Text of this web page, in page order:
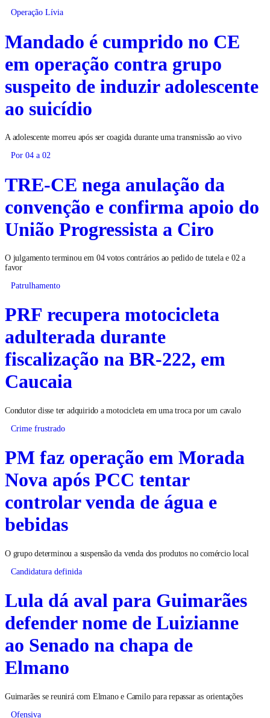
Operação Lívia
Mandado é cumprido no CE
em operação contra grupo
suspeito de induzir adolescente
ao suicídio
A adolescente morreu após ser coagida durante uma transmissão ao vivo
Por 04 a 02
TRE-CE nega anulação da
convenção e confirma apoio do
União Progressista a Ciro
O julgamento terminou em 04 votos contrários ao pedido de tutela e 02 a
favor
Patrulhamento
PRF recupera motocicleta
adulterada durante
fiscalização na BR-222, em
Caucaia
Condutor disse ter adquirido a motocicleta em uma troca por um cavalo
Crime frustrado
PM faz operação em Morada
Nova após PCC tentar
controlar venda de água e
bebidas
O grupo determinou a suspensão da venda dos produtos no comércio local
Candidatura definida
Lula dá aval para Guimarães
defender nome de Luizianne
ao Senado na chapa de
Elmano
Guimarães se reunirá com Elmano e Camilo para repassar as orientações
Ofensiva